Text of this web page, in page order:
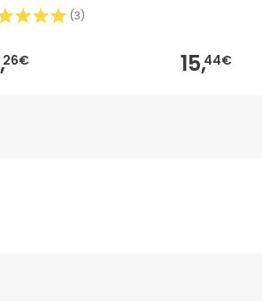
(3)
26€ 15,44€